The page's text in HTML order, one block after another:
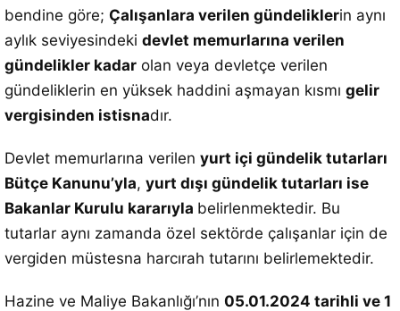
bendine göre; Çalışanlara verilen gündeliklerin aynı
aylık seviyesindeki devlet memurlarına verilen
gündelikler kadar olan veya devletçe verilen
gündeliklerin en yüksek haddini aşmayan kısmı gelir
vergisinden istisnadır.
Devlet memurlarına verilen yurt içi gündelik tutarları
Bütçe Kanunu’yla, yurt dışı gündelik tutarları ise
Bakanlar Kurulu kararıyla belirlenmektedir. Bu
tutarlar aynı zamanda özel sektörde çalışanlar için de
vergiden müstesna harcırah tutarını belirlemektedir.
Hazine ve Maliye Bakanlığı’nın 05.01.2024 tarihli ve 1